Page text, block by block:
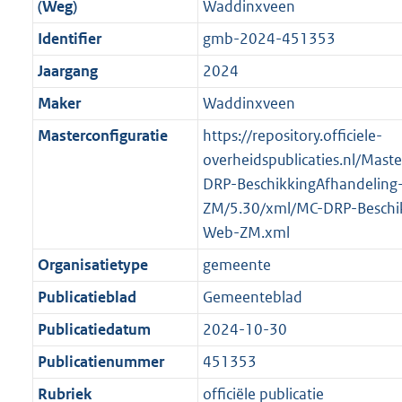
o
m
a
a
f
r
m
a
n
o
r
m
i
f
o
r
m
o
t
t
e
:
2
K
b
o
o
t
e
:
2
K
b
(Weg)
Waddinxveen
Identifier
gmb-2024-451353
Jaargang
2024
Maker
Waddinxveen
Masterconfiguratie
https://repository.officiele-
overheidspublicaties.nl/
DRP-
ZM/5.30/xml/MC-DRP-
Web-ZM.xml
Organisatietype
gemeente
Publicatieblad
Gemeenteblad
Publicatiedatum
2024-10-30
Publicatienummer
451353
Rubriek
officiële publicatie